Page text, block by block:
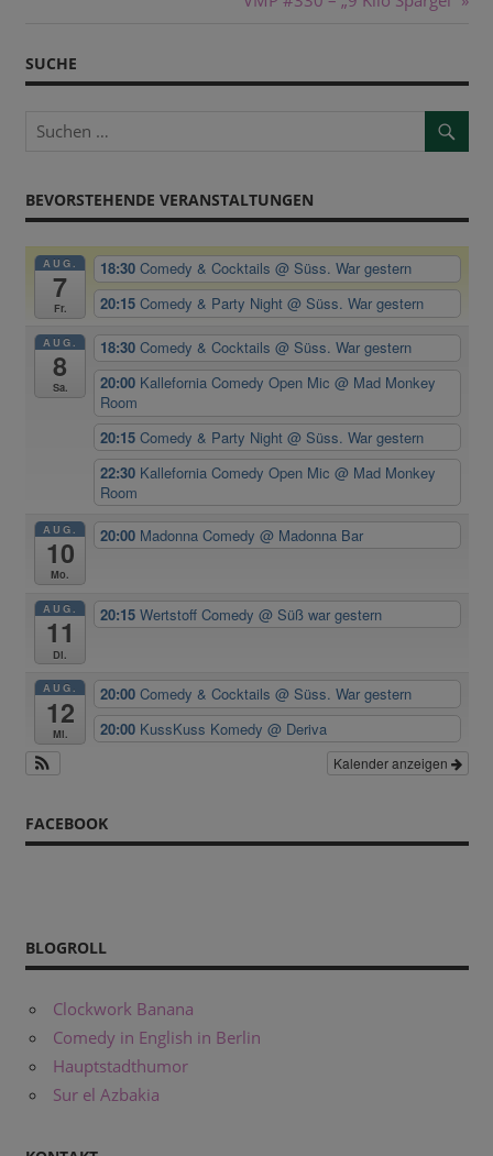
SUCHE
BEVORSTEHENDE VERANSTALTUNGEN
AUG.
7
Fr.
18:30Comedy & Cocktails@ Süss. War gestern
20:15Comedy & Party Night@ Süss. War gestern
AUG.
8
Sa.
18:30Comedy & Cocktails@ Süss. War gestern
20:00 Kallefornia Comedy Open Mic@ Mad Monkey
Room
20:15Comedy & Party Night@ Süss. War gestern
22:30 Kallefornia Comedy Open Mic@ Mad Monkey
Room
AUG.
10
Mo.
20:00 Madonna Comedy@ Madonna Bar
AUG.
11
Di.
20:15Wertstoff Comedy@ Süß war gestern
AUG.
12
Mi.
20:00Comedy & Cocktails@ Süss. War gestern
20:00 KussKuss Komedy@ Deriva
Kalender anzeigen
FACEBOOK
BLOGROLL
Clockwork Banana
Comedy in English in Berlin
Hauptstadthumor
Sur el Azbakia